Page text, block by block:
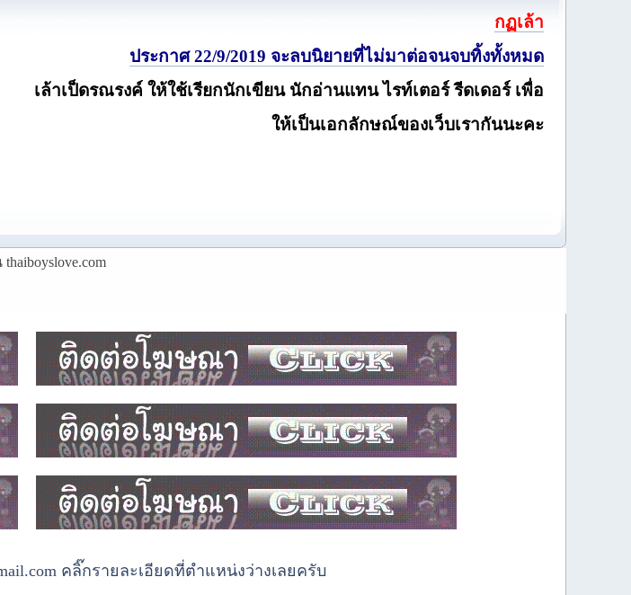
กฏเล้า
ประกาศ 22/9/2019 จะลบนิยายที่ไม่มาต่อจนจบทิ้งทั้งหมด
เล้าเป็ดรณรงค์ ให้ใช้เรียกนักเขียน นักอ่านแทน ไรท์เตอร์ รีดเดอร์ เพื่อ
ให้เป็นเอกลักษณ์ของเว็บเรากันนะคะ
คลิ๊กรายละเอียดที่ตำแหน่งว่างเลยครับ